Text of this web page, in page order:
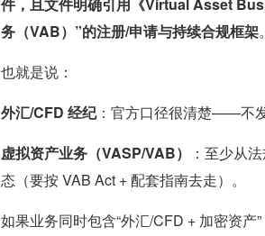
务（VAB）”的注册/申请与持续合规框架
也就是说：
外汇/CFD 经纪：官方口径很清楚——不
虚拟资产业务（VASP/VAB）
：至少从
态（要按 VAB Act + 配套指南去走）。
如果业务同时包含“外汇/CFD + 加密资产